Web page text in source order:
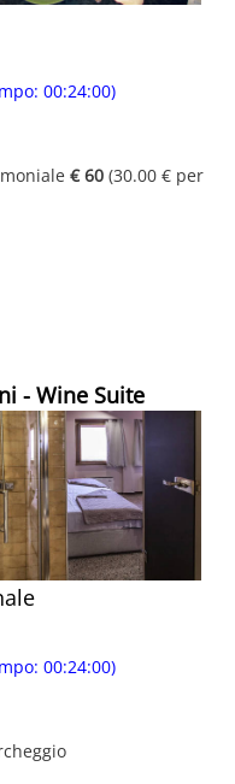
00:24:00)
€ 60 (30.00 € per
- Wine Suite
00:24:00)